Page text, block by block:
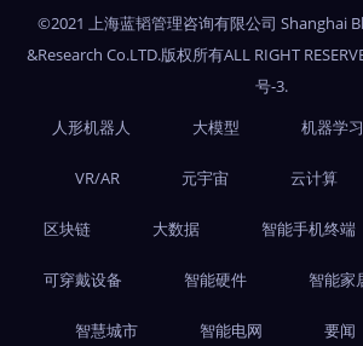
©2021 上海蓝韬管理咨询有限公司 Shanghai
&Research Co.LTD.版权所有ALL RIGHT
号-3.
人形机器人
大模型 机器学习
VR/AR 元宇宙 云计算
区块链 大数据 智能手机终端
可穿戴设备 智能硬件 智能家
智慧城市 智能电网 要闻